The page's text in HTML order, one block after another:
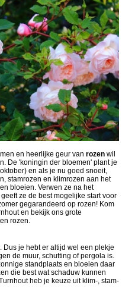
en heerlijke geur van rozen wil
De 'koningin der bloemen' plant je
en als je nu goed snoeit,
stamrozen en klimrozen aan het
bloeien. Verwen ze na het
ze de best mogelijke start voor
gegarandeerd op rozen! Kom
en bekijk ons grote
rozen.
Dus je hebt er altijd wel een plekje
de muur, schutting of pergola is.
standplaats en bloeien daar
die best wat schaduw kunnen
heb je keuze uit klim-, stam-